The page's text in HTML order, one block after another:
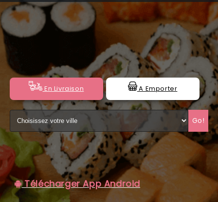
ACCUEIL
VOTRE COMPTE
NOTRE RESTAURANT
VOS AVIS
MENTIONS LÉGALES
C.G.V
En Livraison A Emporter
Go!
Télécharger App Android